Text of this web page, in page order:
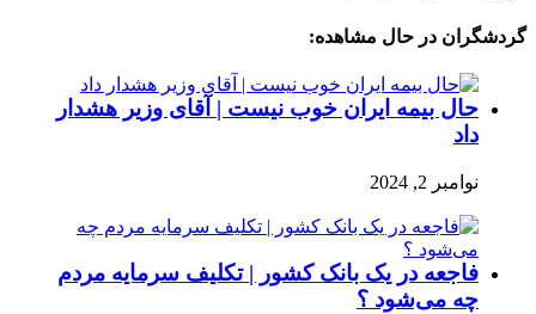
گردشگران در حال مشاهده:
حال بیمه ایران خوب نیست | آقای وزیر هشدار
داد
نوامبر 2, 2024
فاجعه در یک بانک کشور | تکلیف سرمایه مردم
چه می‌شود ؟